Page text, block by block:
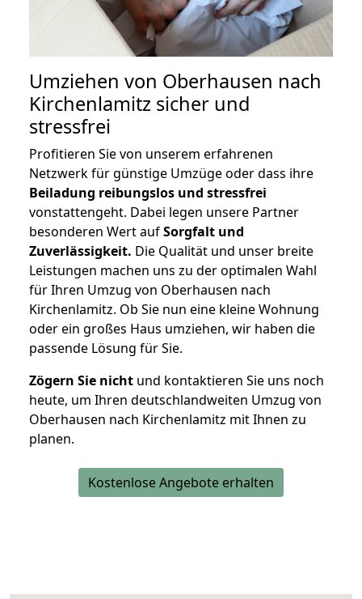
Umziehen von Oberhausen nach
Kirchenlamitz sicher und
stressfrei
Profitieren Sie von unserem erfahrenen
Netzwerk für günstige Umzüge oder dass ihre
Beiladung reibungslos und stressfrei
vonstattengeht. Dabei legen unsere Partner
besonderen Wert aufSorgfalt und
Zuverlässigkeit. Die Qualität und unser breite
Leistungen machen uns zu der optimalen Wahl
für Ihren Umzug von Oberhausen nach
Kirchenlamitz. Ob Sie nun eine kleine Wohnung
oder ein großes Haus umziehen, wir haben die
passende Lösung für Sie.
Zögern Sie nicht und kontaktieren Sie uns noch
heute, um Ihren deutschlandweiten Umzug von
Oberhausen nach Kirchenlamitz mit Ihnen zu
planen.
Kostenlose Angebote erhalten